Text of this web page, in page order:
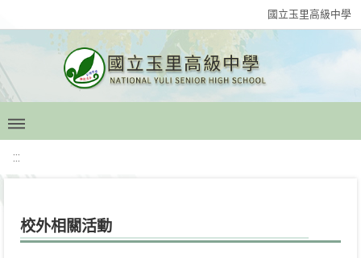
國立玉里高級中學
:::
校外相關活動